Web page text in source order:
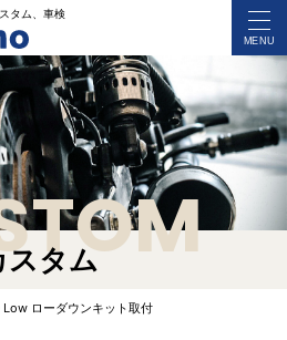
タム、車検
MENU
スタム
ローダウンキット取付